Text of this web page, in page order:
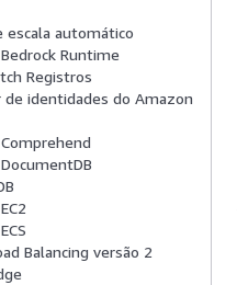
escala automático
Runtime
Registros
de identidades do Amazon
Balancing versão 2